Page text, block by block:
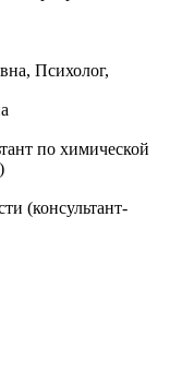
(консультант-